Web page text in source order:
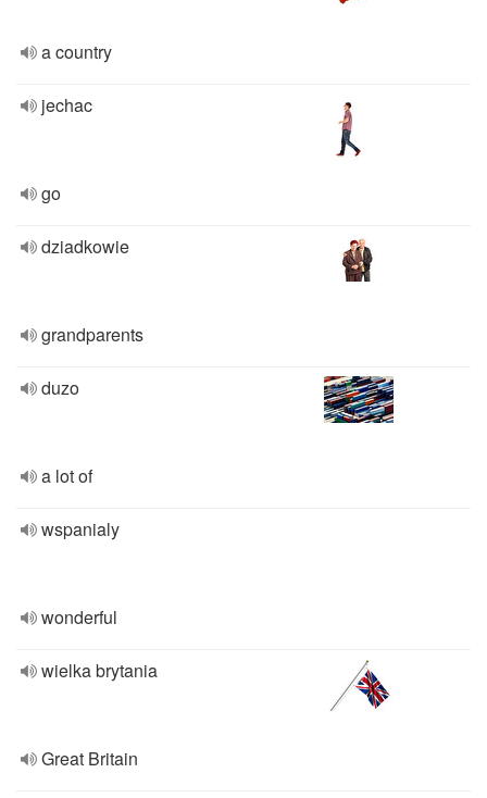
a country
jechac
go
dziadkowie
grandparents
duzo
a lot of
wspanialy
wonderful
wielka brytania
Great Britain